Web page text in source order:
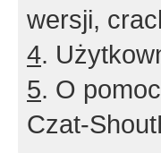
wersji,
4.
5. O
Czat-